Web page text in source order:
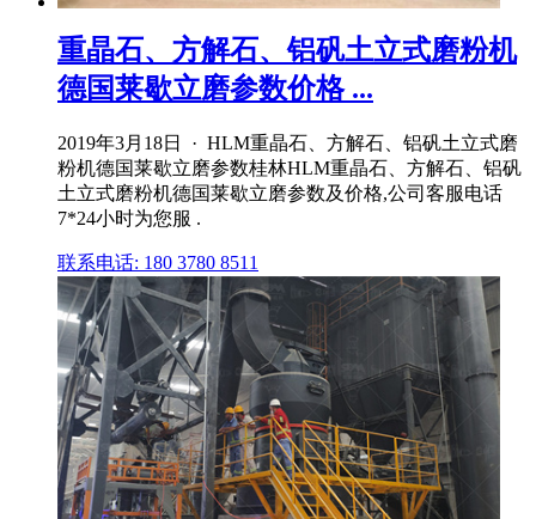
重晶石、方解石、铝矾土立式磨粉机
德国莱歇立磨参数价格 ...
2019年3月18日 · HLM重晶石、方解石、铝矾土立式磨
粉机德国莱歇立磨参数桂林HLM重晶石、方解石、铝矾
土立式磨粉机德国莱歇立磨参数及价格,公司客服电话
7*24小时为您服 .
联系电话: 180 3780 8511